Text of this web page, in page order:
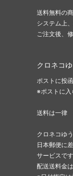
送料無料の
システム上
ご注文後、
クロネコ
ポストに投
※ポストに入
送料は一律
クロネコゆ
日本郵便に
サービスです
配送送料金